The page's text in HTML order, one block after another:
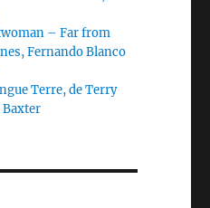
– Far from
Fernando Blanco
Terre, de Terry
Baxter